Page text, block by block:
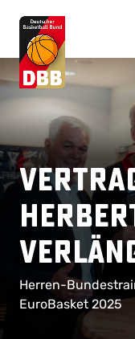
Herren-
EuroBasket 2025